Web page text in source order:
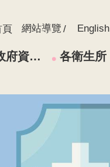
頁 網站導覽 English
資訊公開 各衛生所